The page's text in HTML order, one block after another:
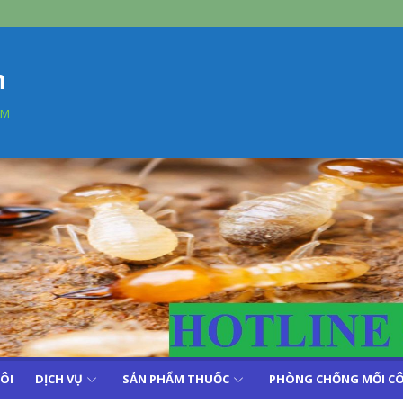
DỊCH VỤ SẢN PHẨM THUỐC PHÒNG CHỐNG MỐI